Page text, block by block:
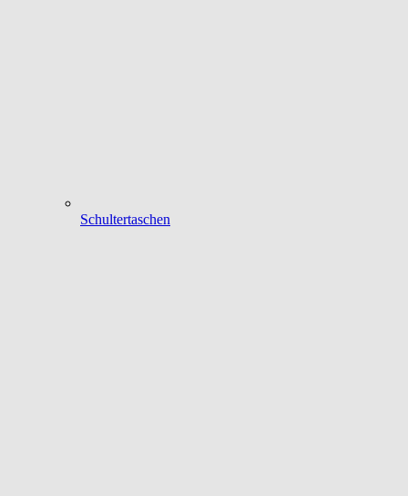
Schultertaschen